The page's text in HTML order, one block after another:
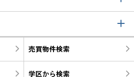
売買物件検索
学区から検索